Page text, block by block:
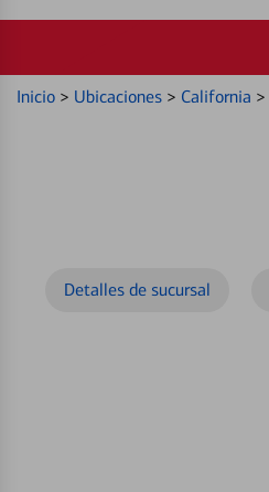
Inicio > Ubicaciones > California >
Detalles de sucursal